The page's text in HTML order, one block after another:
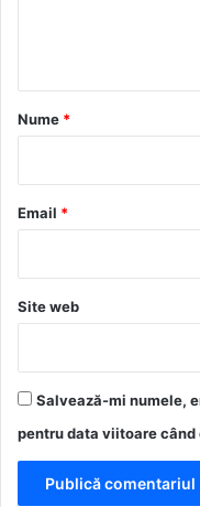
r
*
Nume *
Email *
Site web
Salvează-mi numele,
pentru data viitoare când